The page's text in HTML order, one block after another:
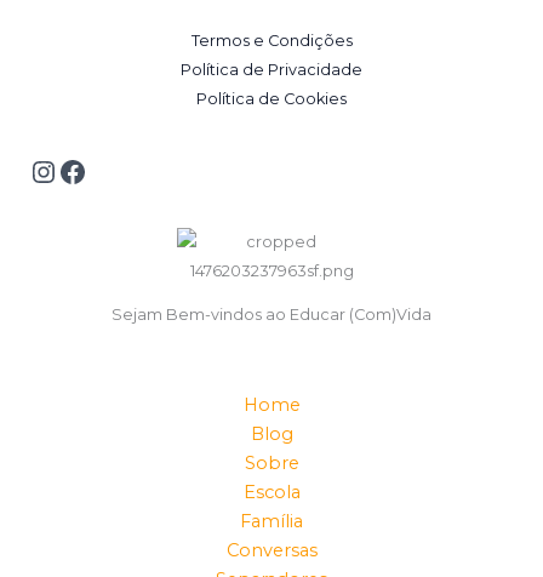
Termos e Condições
Política de Privacidade
Política de Cookies
Sejam Bem-vindos ao Educar (Com)Vida
Home
Blog
Sobre
Escola
Família
Conversas